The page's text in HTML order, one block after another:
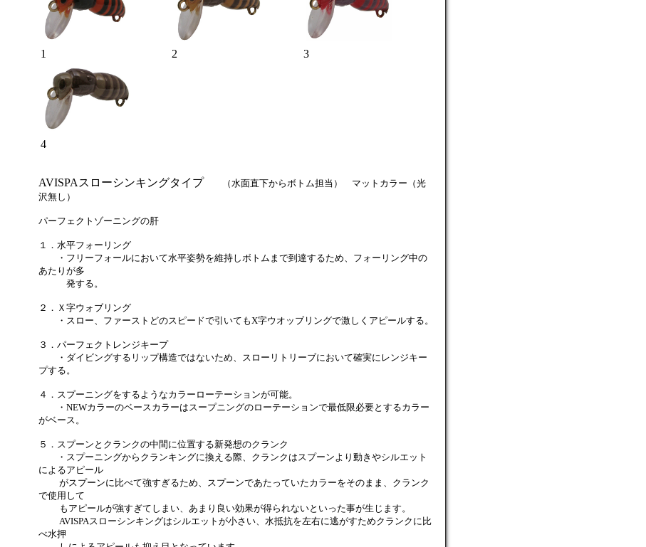
1 2 3
4
AVISPAスローシンキングタイプ （水面直下からボトム担当）
マットカラー（光
沢無し）
パーフェクトゾーニングの肝
１．水平フォーリング
・フリーフォールにおいて水平姿勢を維持しボトムまで到達するため、フォーリング中の
あたりが多
発する。
２．Ｘ字ウォブリング
・スロー、ファーストどのスピードで引いてもX字ウオッブリングで激しくアピールする。
３．パーフェクトレンジキープ
・ダイビングするリップ構造ではないため、スローリトリーブにおいて確実にレンジキー
プする。
４．スプーニングをするようなカラーローテーションが可能。
・NEWカラーのベースカラーはスープニングのローテーションで最低限必要とするカラー
がベース。
５．スプーンとクランクの中間に位置する新発想のクランク
・スプーニングからクランキングに換える際、クランクはスプーンより動きやシルエット
によるアピール
がスプーンに比べて強すぎるため、スプーンであたっていたカラーをそのまま、クランク
で使用して
もアピールが強すぎてしまい、あまり良い効果が得られないといった事が生じます。
AVISPAスローシンキングはシルエットが小さい、水抵抗を左右に逃がすためクランクに比
べ水押